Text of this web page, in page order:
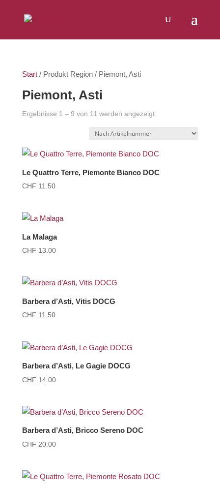
Start/ Produkt Region / Piemont, Asti
Piemont, Asti
Ergebnisse 1 – 9 von 11 werden angezeigt
Le Quattro Terre, Piemonte Bianco DOC
CHF 11.50
La Malaga
CHF 13.00
Barbera d’Asti, Vitis DOCG
CHF 11.50
Barbera d’Asti, Le Gagie DOCG
CHF 14.00
Barbera d’Asti, Bricco Sereno DOC
CHF 20.00